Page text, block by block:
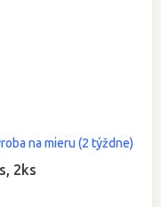
2ks
na mieru (2 týždne)